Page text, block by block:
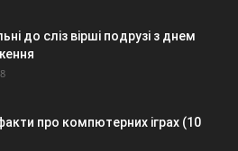
до сліз вірші подрузі з днем
факти про компютерних іграх (10